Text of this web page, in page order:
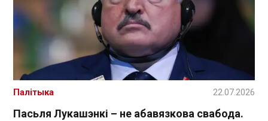
Пасьля Лукашэнкі – не абавязкова свабода.
Палітыка 22.07.2026